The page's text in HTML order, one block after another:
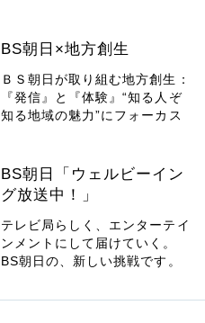
BS朝日×地方創生
ＢＳ朝日が取り組む地方創生：
『発信』と『体験』“知る人ぞ
知る地域の魅力”にフォーカス
BS朝日「ウェルビーイン
グ放送中！」
テレビ局らしく、エンターテイ
ンメントにして届けていく。
BS朝日の、新しい挑戦です。